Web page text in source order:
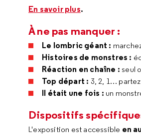
En savoir plus.
À ne pas manquer :
Le lombric géant :
Histoires de monstres :
Réaction en chaîne : seul
Top départ : 3, 2, 1…
Il était une fois : un
Dispositifs
L'exposition est accessible en